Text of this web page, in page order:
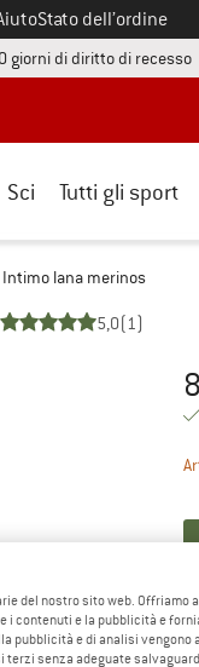
Stato dell’ordine
in una casella
giorni di diritto di recesso
Sci Tutti gli sport
Intimo lana merinos
5,0(1)
del nostro sito web. Offriamo
contenuti e la pubblicità e
pubblicità e di analisi vengono
senza adeguate